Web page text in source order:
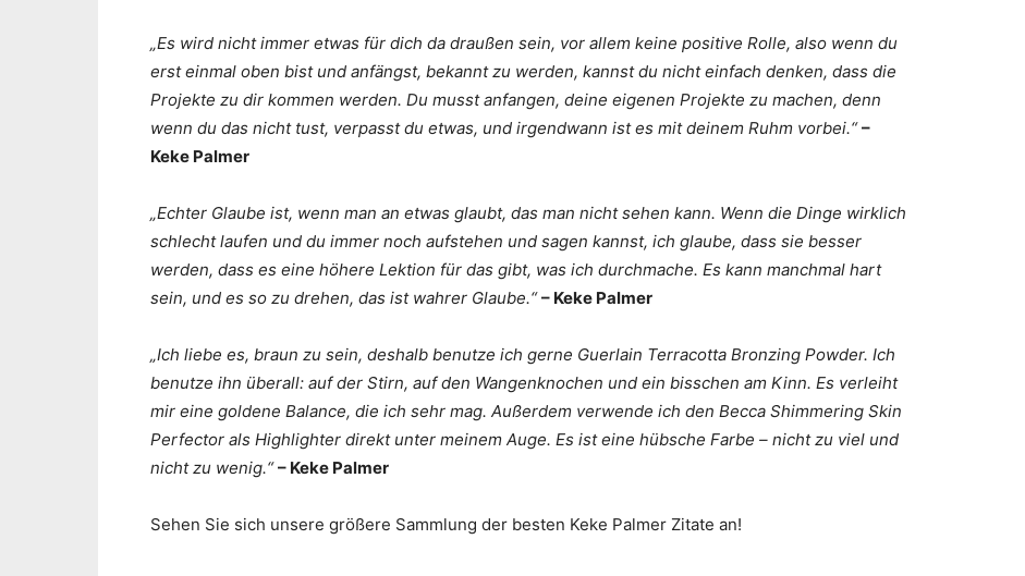
„Es wird nicht immer etwas für dich da draußen sein, vor allem keine positive Rolle, also wenn du
erst einmal oben bist und anfängst, bekannt zu werden, kannst du nicht einfach denken, dass die
Projekte zu dir kommen werden. Du musst anfangen, deine eigenen Projekte zu machen, denn
wenn du das nicht tust, verpasst du etwas, und irgendwann ist es mit deinem Ruhm vorbei.“ –
Keke Palmer
„Echter Glaube ist, wenn man an etwas glaubt, das man nicht sehen kann. Wenn die Dinge wirklich
schlecht laufen und du immer noch aufstehen und sagen kannst, ich glaube, dass sie besser
werden, dass es eine höhere Lektion für das gibt, was ich durchmache. Es kann manchmal hart
sein, und es so zu drehen, das ist wahrer Glaube.“ – Keke Palmer
„Ich liebe es, braun zu sein, deshalb benutze ich gerne Guerlain Terracotta Bronzing Powder. Ich
benutze ihn überall: auf der Stirn, auf den Wangenknochen und ein bisschen am Kinn. Es verleiht
mir eine goldene Balance, die ich sehr mag. Außerdem verwende ich den Becca Shimmering Skin
Perfector als Highlighter direkt unter meinem Auge. Es ist eine hübsche Farbe – nicht zu viel und
nicht zu wenig.“ – Keke Palmer
Sehen Sie sich unsere größere Sammlung der besten Keke Palmer Zitate an!